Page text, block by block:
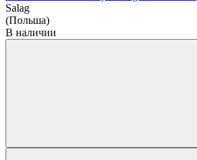
Salag
(Польша)
В наличии